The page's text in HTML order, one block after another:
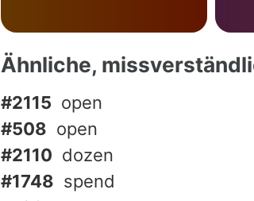
Ähnliche,
#2115 open
#508 open
#2110 dozen
#1748 spend